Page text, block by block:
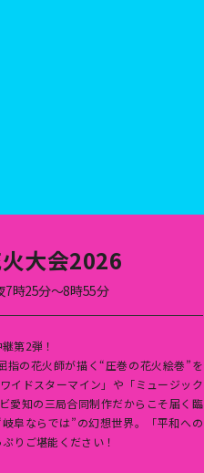
大会2026
7時25分～8時55分
第2弾！
の花火師が描く“圧巻の花火絵巻”を
イドスターマイン」や「ミュージック
愛知の三局合同制作だからこそ届く臨
阜ならでは”の幻想世界。「平和への
りご堪能ください！